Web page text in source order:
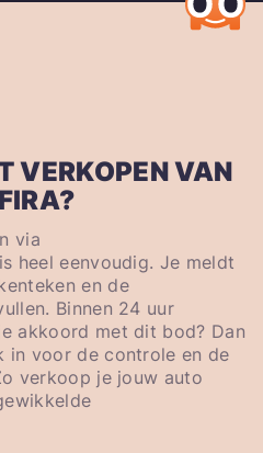
VERKOPEN VAN
via
heel eenvoudig. Je meldt
en de
Binnen 24 uur
akkoord met dit bod? Dan
in voor de controle en de
verkoop je jouw auto